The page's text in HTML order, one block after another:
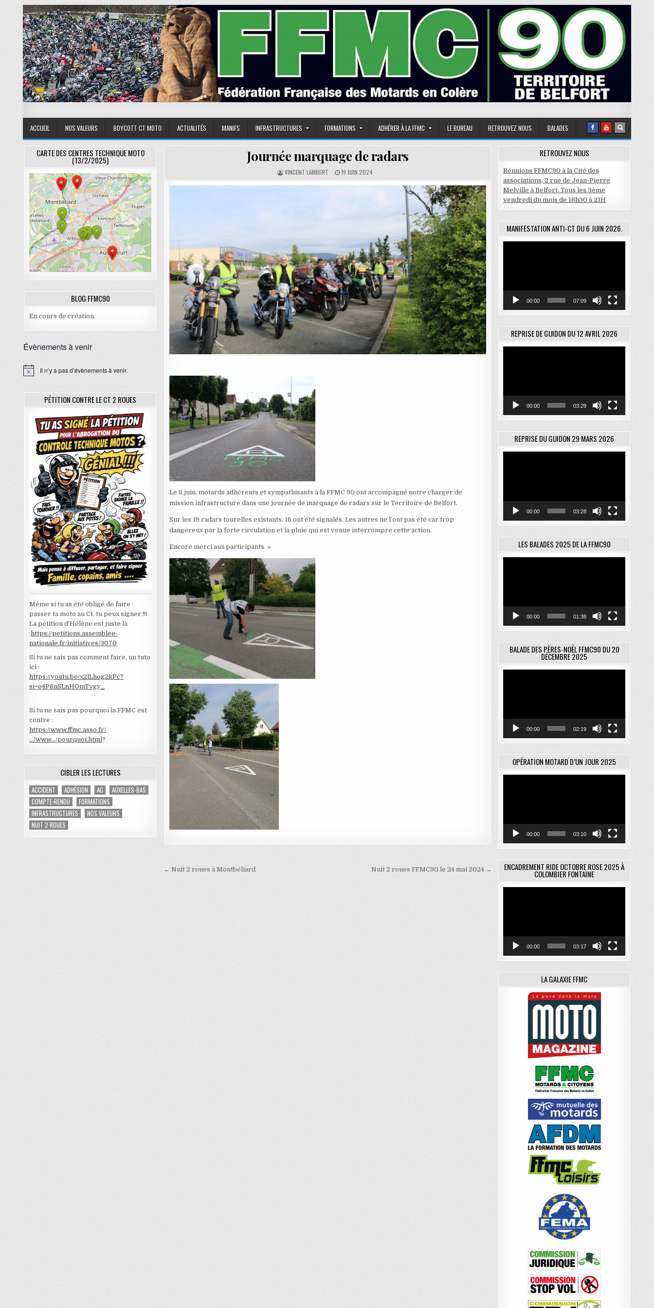
Skip to content
FFMC90
ACCUEIL NOS VALEURS BOYCOTT CT MOTO ACTUALITÉS MANIFS INFRASTRUCTURES FORMATIONS ADHÉRER À LA FFMC LE BUREAU RETROUVEZ NOUS BALADES
Journée marquage de radars
AUTHOR:
VINCENT LAMBERT PUBLISHED DATE:
19 JUIN 2024
Le 8 juin, motards adhérents et sympathisants à la FFMC 90 ont accompagné notre charger de
mission infrastructure dans une journée de marquage de radars sur le Territoire de Belfort.
Sur les 19 radars tourelles existants, 16 ont été signalés. Les autres ne l’ont pas été car trop
dangereux par la forte circulation et la pluie qui est venue interrompre cette action.
Encore merci aux participants. »
Navigation de l’article Nuit 2 roues FFMC90 le 24 mai 2024 →
← Nuit 2 roues à Montbéliard
CARTE DES CENTRES TECHNIQUE MOTO
(13/2/2025)
BLOG FFMC90
En cours de création.
Évènements à venir
N
Il n’y a pas d’évènements à venir.
PÉTITION CONTRE LE CT 2 ROUES
Même si tu as été obligé de faire
passer ta moto au Ct, tu peux signer !!!
La pétition d’Hélène est juste là
https://petitions.assemblee-
nationale.fr/initiatives/3070
Si tu ne sais pas comment faire, un tuto
ici :
https://youtu.be/x2lLhog2kPc?
si=o4P8nSLnHOmTvgy_
Si tu ne sais pas pourquoi la FFMC est
contre :
https://www.ffmc.asso.fr/
…/www…/pourquoi.html?
CIBLER LES LECTURES
ACCIDENT ADHÉSION AG
AUXELLES-BAS
COMPTE-RENDU
FORMATIONS
INFRASTRUCTURES
NOS VALEURS
NUIT 2 ROUES
RETROUVEZ NOUS
Réunions FFMC90 à la Cité des
associations, 2 rue de Jean-Pierre
Melville à Belfort. Tous les 3ème
vendredi du mois de 18h30 à 21H
MANIFESTATION ANTI-CT DU 6 JUIN 2026.
00:00 07:09
REPRISE DE GUIDON DU 12 AVRIL 2026
00:00 03:29
REPRISE DU GUIDON 29 MARS 2026
00:00 03:28
LES BALADES 2025 DE LA FFMC90
00:00 01:38
BALADE DES PÈRES-NOËL FFMC90 DU 20
DÉCEMBRE 2025
00:00 02:19
OPÉRATION MOTARD D’UN JOUR 2025
00:00 03:10
ENCADREMENT RIDE OCTOBRE ROSE 2025 À
COLOMBIER FONTAINE
00:00 03:17
LA GALAXIE FFMC